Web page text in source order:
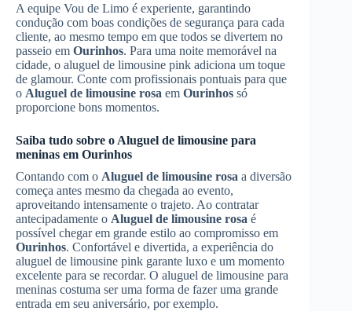
A equipe Vou de Limo é experiente, garantindo
condução com boas condições de segurança para cada
cliente, ao mesmo tempo em que todos se divertem no
passeio em Ourinhos. Para uma noite memorável na
cidade, o aluguel de limousine pink adiciona um toque
de glamour. Conte com profissionais pontuais para que
o Aluguel de limousine rosa em Ourinhos só
proporcione bons momentos.
Saiba tudo sobre o Aluguel de limousine para
meninas em Ourinhos
Contando com o Aluguel de limousine rosa a diversão
começa antes mesmo da chegada ao evento,
aproveitando intensamente o trajeto. Ao contratar
antecipadamente o Aluguel de limousine rosa é
possível chegar em grande estilo ao compromisso em
Ourinhos. Confortável e divertida, a experiência do
aluguel de limousine pink garante luxo e um momento
excelente para se recordar. O aluguel de limousine para
meninas costuma ser uma forma de fazer uma grande
entrada em seu aniversário, por exemplo.